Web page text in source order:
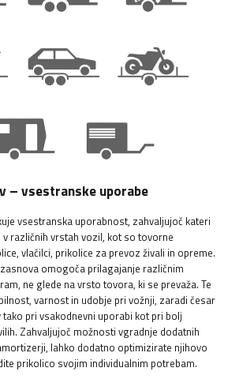
– vsestranske uporabe
vsestranska uporabnost, zahvaljujoč kateri
različnih vrstah vozil, kot so tovorne
vlačilci, prikolice za prevoz živali in opreme.
omogoča prilagajanje različnim
ne glede na vrsto tovora, ki se prevaža. Te
varnost in udobje pri vožnji, zaradi česar
pri vsakodnevni uporabi kot pri bolj
Zahvaljujoč možnosti vgradnje dodatnih
lahko dodatno optimizirate njihovo
prikolico svojim individualnim potrebam.